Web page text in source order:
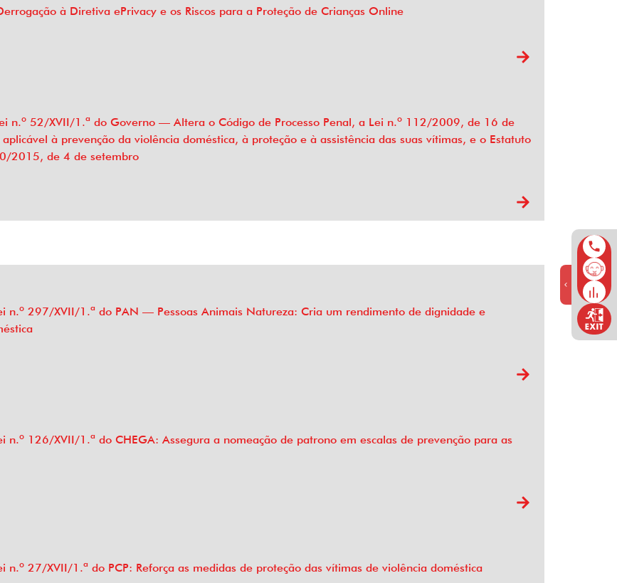
à Diretiva ePrivacy e os Riscos para a Proteção de Crianças Online
n.º 52/XVII/1.ª do Governo — Altera o Código de Processo Penal, a Lei n.º 112/2009, de 16 de
à prevenção da violência doméstica, à proteção e à assistência das suas vítimas, e o Estatuto
2015, de 4 de setembro
n.º 297/XVII/1.ª do PAN — Pessoas Animais Natureza: Cria um rendimento de dignidade e
n.º 126/XVII/1.ª do CHEGA: Assegura a nomeação de patrono em escalas de prevenção para as
n.º 27/XVII/1.ª do PCP: Reforça as medidas de proteção das vítimas de violência doméstica